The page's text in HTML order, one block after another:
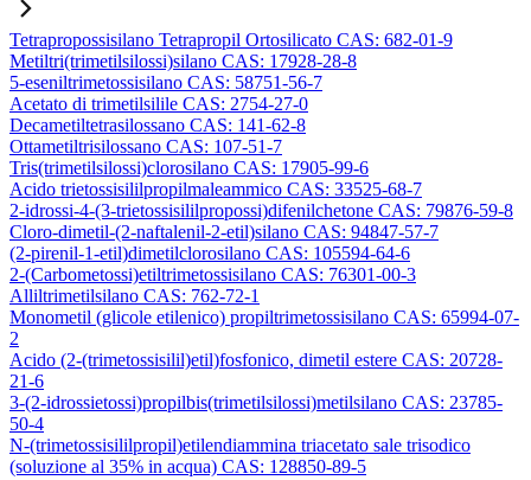
Tetrapropossisilano Tetrapropil Ortosilicato CAS: 682-01-9
Metiltri(trimetilsilossi)silano CAS: 17928-28-8
5-eseniltrimetossisilano CAS: 58751-56-7
Acetato di trimetilsilile CAS: 2754-27-0
Decametiltetrasilossano CAS: 141-62-8
Ottametiltrisilossano CAS: 107-51-7
Tris(trimetilsilossi)clorosilano CAS: 17905-99-6
Acido trietossisililpropilmaleammico CAS: 33525-68-7
2-idrossi-4-(3-trietossisililpropossi)difenilchetone CAS: 79876-59-8
Cloro-dimetil-(2-naftalenil-2-etil)silano CAS: 94847-57-7
(2-pirenil-1-etil)dimetilclorosilano CAS: 105594-64-6
2-(Carbometossi)etiltrimetossisilano CAS: 76301-00-3
Alliltrimetilsilano CAS: 762-72-1
Monometil (glicole etilenico) propiltrimetossisilano CAS: 65994-07-
2
Acido (2-(trimetossisilil)etil)fosfonico, dimetil estere CAS: 20728-
21-6
3-(2-idrossietossi)propilbis(trimetilsilossi)metilsilano CAS: 23785-
50-4
N-(trimetossisililpropil)etilendiammina triacetato sale trisodico
(soluzione al 35% in acqua) CAS: 128850-89-5